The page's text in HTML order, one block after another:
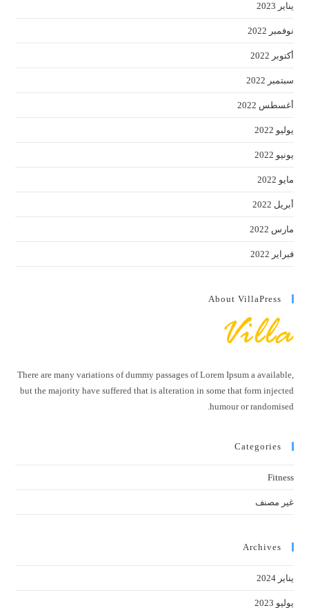
يناير 2023
نوفمبر 2022
أكتوبر 2022
سبتمبر 2022
أغسطس 2022
يوليو 2022
يونيو 2022
مايو 2022
أبريل 2022
مارس 2022
فبراير 2022
About VillaPress
There are many variations of dummy passages of Lorem Ipsum a available,
but the majority have suffered that is alteration in some that form injected
humour or randomised.
Categories
Fitness
غير مصنف
Archives
يناير 2024
يوليو 2023